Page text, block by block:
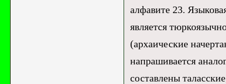
алфавите 23.
является
(архаические
напрашивается
составлены